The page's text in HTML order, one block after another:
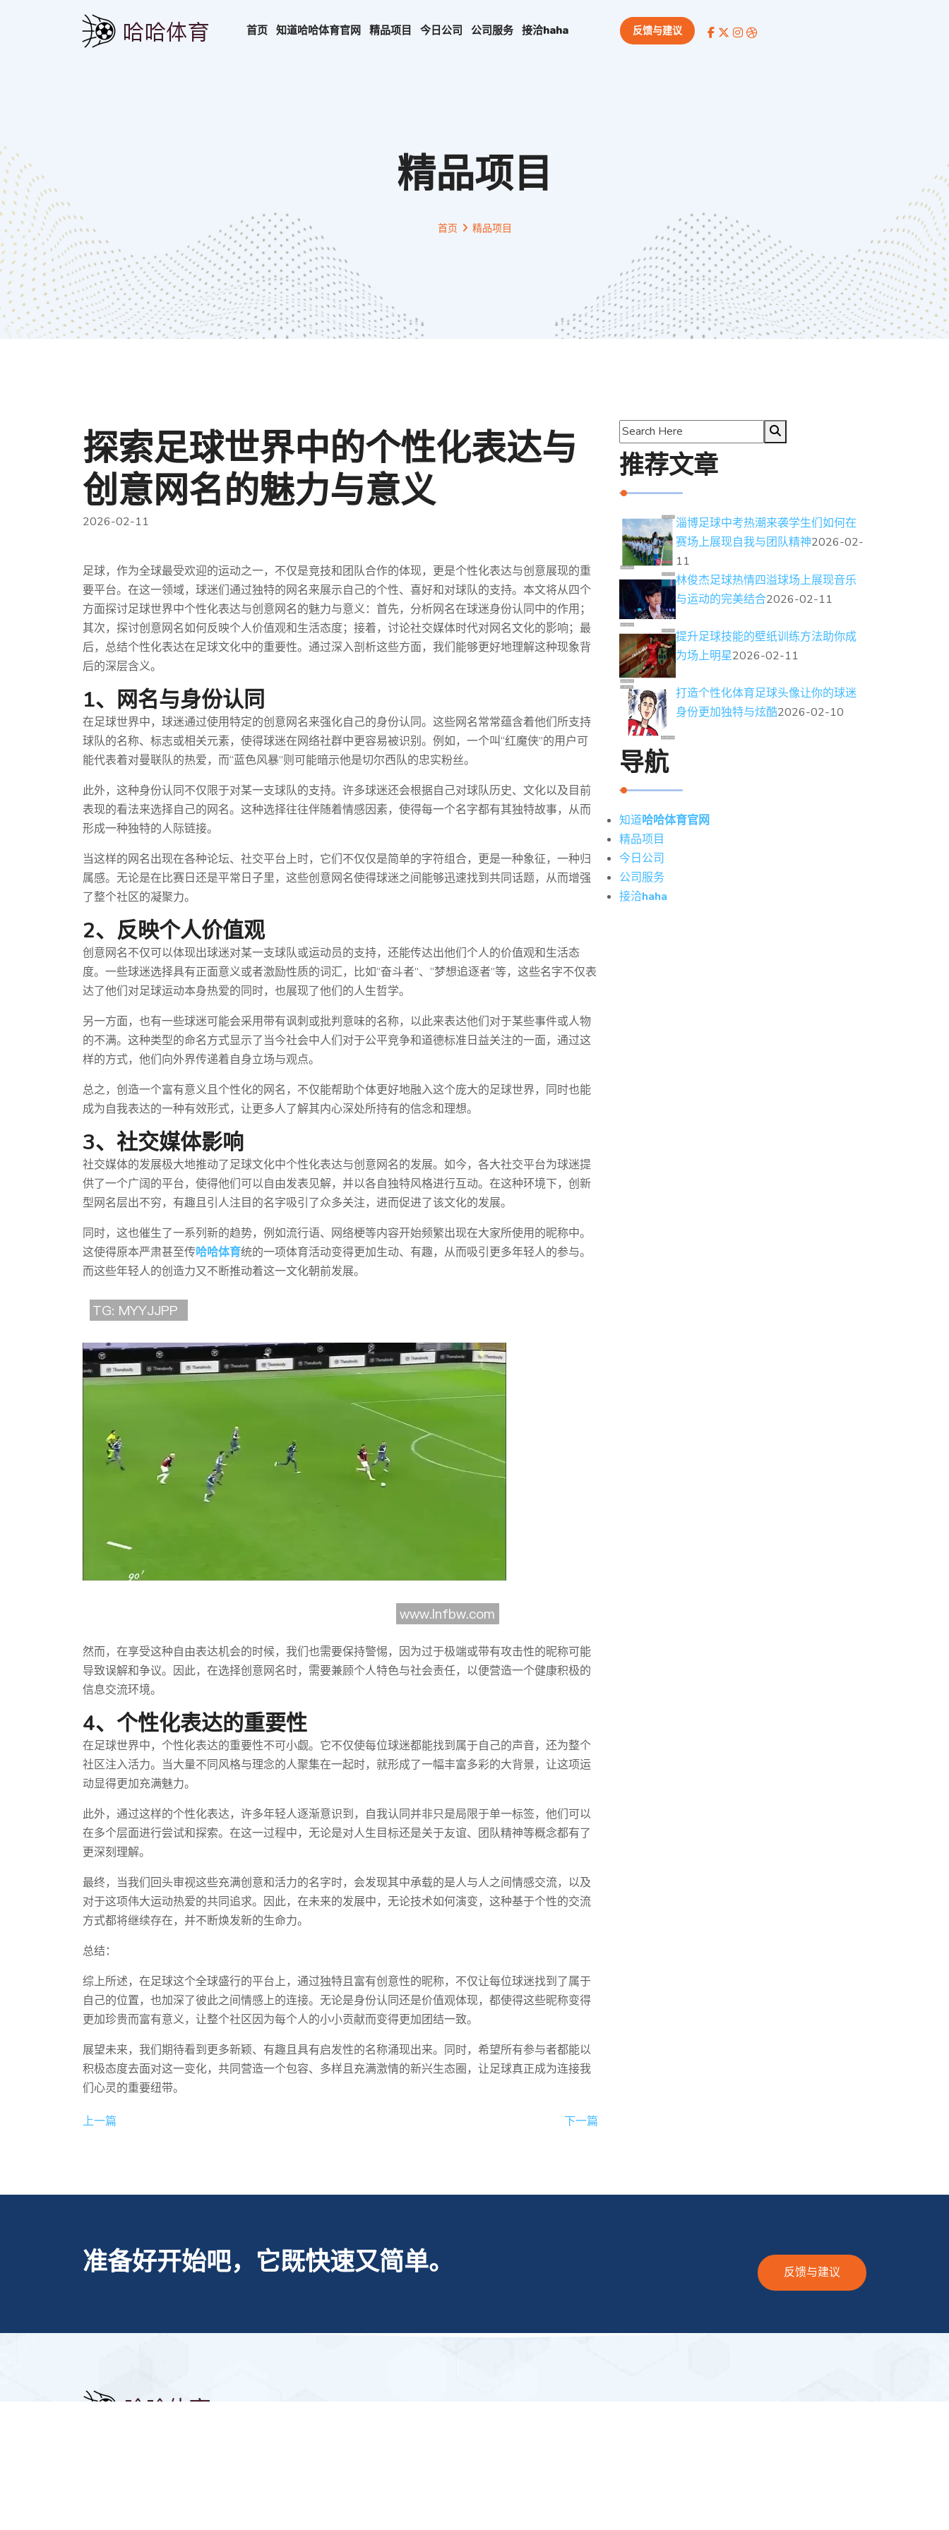
首页 知道哈哈体育官网 精品项目 今日公司 公司服务 接洽haha 反馈与建议
精品项目
首页 精品项目
探索足球世界中的个性化表达与
创意网名的魅力与意义
2026-02-11
足球，作为全球最受欢迎的运动之一，不仅是竞技和团队合作的体现，更是个性化表达与创意展现的重
要平台。在这一领域，球迷们通过独特的网名来展示自己的个性、喜好和对球队的支持。本文将从四个
方面探讨足球世界中个性化表达与创意网名的魅力与意义：首先，分析网名在球迷身份认同中的作用；
其次，探讨创意网名如何反映个人价值观和生活态度；接着，讨论社交媒体时代对网名文化的影响；最
后，总结个性化表达在足球文化中的重要性。通过深入剖析这些方面，我们能够更好地理解这种现象背
后的深层含义。
1、网名与身份认同
在足球世界中，球迷通过使用特定的创意网名来强化自己的身份认同。这些网名常常蕴含着他们所支持
球队的名称、标志或相关元素，使得球迷在网络社群中更容易被识别。例如，一个叫“红魔侠”的用户可
能代表着对曼联队的热爱，而“蓝色风暴”则可能暗示他是切尔西队的忠实粉丝。
此外，这种身份认同不仅限于对某一支球队的支持。许多球迷还会根据自己对球队历史、文化以及目前
表现的看法来选择自己的网名。这种选择往往伴随着情感因素，使得每一个名字都有其独特故事，从而
形成一种独特的人际链接。
当这样的网名出现在各种论坛、社交平台上时，它们不仅仅是简单的字符组合，更是一种象征，一种归
属感。无论是在比赛日还是平常日子里，这些创意网名使得球迷之间能够迅速找到共同话题，从而增强
了整个社区的凝聚力。
2、反映个人价值观
创意网名不仅可以体现出球迷对某一支球队或运动员的支持，还能传达出他们个人的价值观和生活态
度。一些球迷选择具有正面意义或者激励性质的词汇，比如“奋斗者”、“梦想追逐者”等，这些名字不仅表
达了他们对足球运动本身热爱的同时，也展现了他们的人生哲学。
另一方面，也有一些球迷可能会采用带有讽刺或批判意味的名称，以此来表达他们对于某些事件或人物
的不满。这种类型的命名方式显示了当今社会中人们对于公平竞争和道德标准日益关注的一面，通过这
样的方式，他们向外界传递着自身立场与观点。
总之，创造一个富有意义且个性化的网名，不仅能帮助个体更好地融入这个庞大的足球世界，同时也能
成为自我表达的一种有效形式，让更多人了解其内心深处所持有的信念和理想。
3、社交媒体影响
社交媒体的发展极大地推动了足球文化中个性化表达与创意网名的发展。如今，各大社交平台为球迷提
供了一个广阔的平台，使得他们可以自由发表见解，并以各自独特风格进行互动。在这种环境下，创新
型网名层出不穷，有趣且引人注目的名字吸引了众多关注，进而促进了该文化的发展。
同时，这也催生了一系列新的趋势，例如流行语、网络梗等内容开始频繁出现在大家所使用的昵称中。
这使得原本严肃甚至传哈哈体育统的一项体育活动变得更加生动、有趣，从而吸引更多年轻人的参与。
而这些年轻人的创造力又不断推动着这一文化朝前发展。
然而，在享受这种自由表达机会的时候，我们也需要保持警惕，因为过于极端或带有攻击性的昵称可能
导致误解和争议。因此，在选择创意网名时，需要兼顾个人特色与社会责任，以便营造一个健康积极的
信息交流环境。
4、个性化表达的重要性
在足球世界中，个性化表达的重要性不可小觑。它不仅使每位球迷都能找到属于自己的声音，还为整个
社区注入活力。当大量不同风格与理念的人聚集在一起时，就形成了一幅丰富多彩的大背景，让这项运
动显得更加充满魅力。
此外，通过这样的个性化表达，许多年轻人逐渐意识到，自我认同并非只是局限于单一标签，他们可以
在多个层面进行尝试和探索。在这一过程中，无论是对人生目标还是关于友谊、团队精神等概念都有了
更深刻理解。
最终，当我们回头审视这些充满创意和活力的名字时，会发现其中承载的是人与人之间情感交流，以及
对于这项伟大运动热爱的共同追求。因此，在未来的发展中，无论技术如何演变，这种基于个性的交流
方式都将继续存在，并不断焕发新的生命力。
总结：
综上所述，在足球这个全球盛行的平台上，通过独特且富有创意性的昵称，不仅让每位球迷找到了属于
自己的位置，也加深了彼此之间情感上的连接。无论是身份认同还是价值观体现，都使得这些昵称变得
更加珍贵而富有意义，让整个社区因为每个人的小小贡献而变得更加团结一致。
展望未来，我们期待看到更多新颖、有趣且具有启发性的名称涌现出来。同时，希望所有参与者都能以
积极态度去面对这一变化，共同营造一个包容、多样且充满激情的新兴生态圈，让足球真正成为连接我
们心灵的重要纽带。
上一篇 下一篇
推荐文章
淄博足球中考热潮来袭学生们如何在
赛场上展现自我与团队精神2026-02-
11
林俊杰足球热情四溢球场上展现音乐
与运动的完美结合2026-02-11
提升足球技能的壁纸训练方法助你成
为场上明星2026-02-11
打造个性化体育足球头像让你的球迷
身份更加独特与炫酷2026-02-10
导航
知道哈哈体育官网
精品项目
今日公司
公司服务
接洽haha
准备好开始吧，它既快速又简单。 反馈与建议